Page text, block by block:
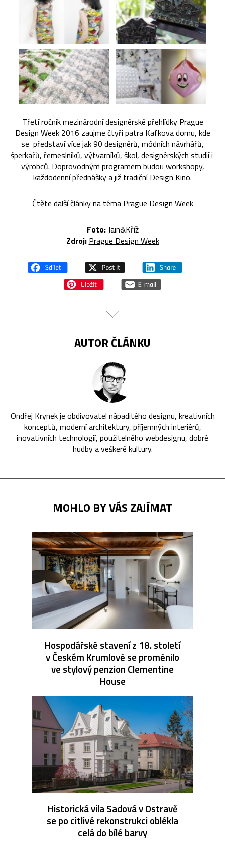
Třetí ročník mezinárodní designérské přehlídky Prague
Design Week 2016 zaujme čtyři patra Kafkova domu, kde
se představí více jak 90 designérů, módních návrhářů,
šperkařů, řemeslníků, výtvarníků, škol, designérských studií i
výrobců. Doprovodným programem budou workshopy,
každodenní přednášky a již tradiční Design Kino.
Čtěte další články na téma Prague Design Week
Foto:Jain&Kříž
Zdroj: Prague Design Week
AUTOR ČLÁNKU
Ondřej Krynek je obdivovatel nápaditého designu, kreativních
konceptů, moderní architektury, příjemných interiérů,
inovativních technologií, použitelného webdesignu, dobré
hudby a veškeré kultury.
MOHLO BY VÁS ZAJÍMAT
Hospodářské stavení z 18. století
v Českém Krumlově se proměnilo
ve stylový penzion Clementine
House
Historická vila Sadová v Ostravě
se po citlivé rekonstrukci oblékla
celá do bílé barvy